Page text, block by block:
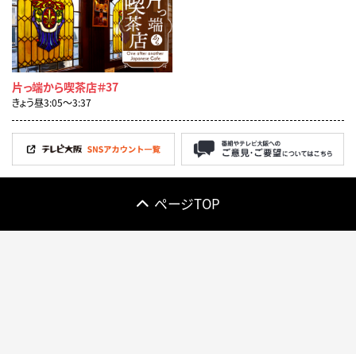
片っ端から喫茶店＃37
きょう昼3:05〜3:37
ページTOP